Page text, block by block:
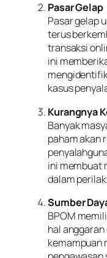
Pasar Gelap
Pasar gelap
terus
transaksi
ini
kasus
Kurangnya
Banyak
paham akan
ini membuat
dalam
Sumber
BPOM
hal
kemampuan